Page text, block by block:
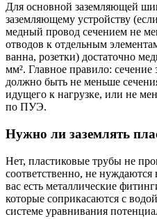
Для основной заземляющей
заземляющему устройству
медный провод сечением не
отводов к отдельным
ванна, розетки) достаточно
мм². Главное правило:
должно быть не меньше
идущего к нагрузке, или не
по ПУЭ.
Нужно ли заземлять
Нет, пластиковые трубы не
соответственно, не
вас есть металлические
которые соприкасаются с
системе уравнивания